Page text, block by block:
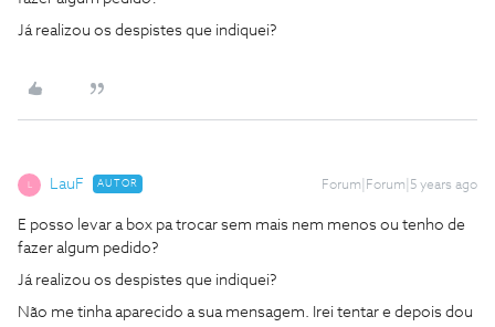
Já realizou os despistes que indiquei?
LauF AUTOR Forum|Forum|5 years ago
E posso levar a box pa trocar sem mais nem menos ou tenho de
fazer algum pedido?
Já realizou os despistes que indiquei?
Não me tinha aparecido a sua mensagem. Irei tentar e depois dou